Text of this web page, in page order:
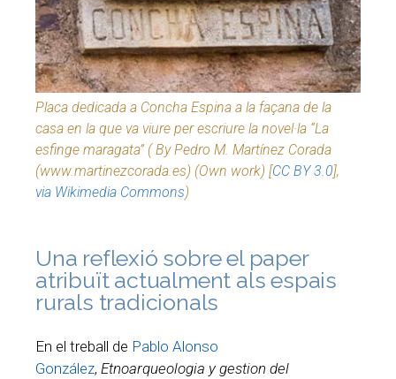
Placa dedicada a Concha Espina a la façana de la
casa en la que va viure per escriure la novel·la “La
esfinge maragata” ( By Pedro M. Martínez Corada
(www.martinezcorada.es) (Own work) [CC BY 3.0],
via Wikimedia Commons)
Una reflexió sobre el paper
atribuït actualment als espais
rurals tradicionals
En el treball de Pablo Alonso
González, Etnoarqueologia y gestion del